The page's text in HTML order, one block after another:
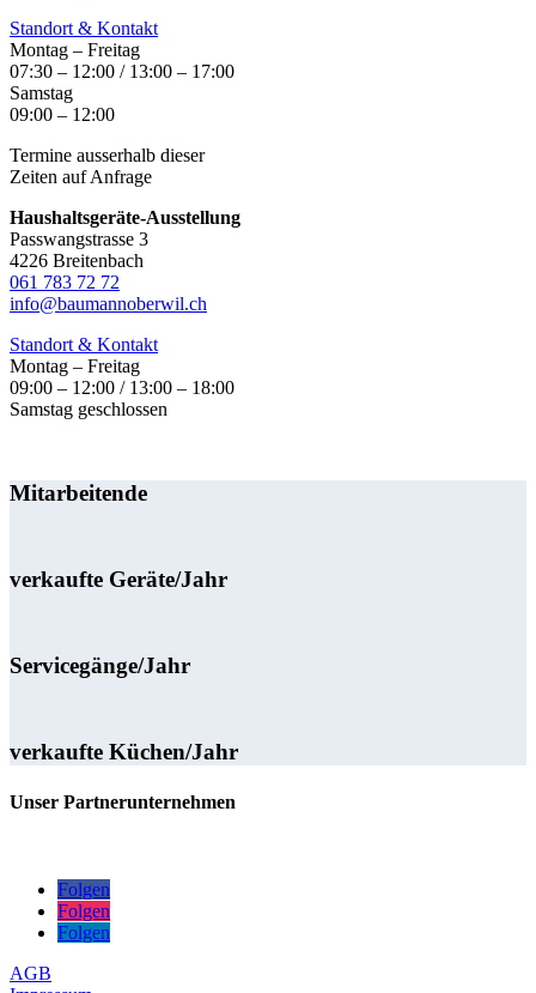
Standort & Kontakt
Montag – Freitag
07:30 – 12:00 / 13:00 – 17:00
Samstag
09:00 – 12:00
Termine ausserhalb dieser
Zeiten auf Anfrage
Haushaltsgeräte-Ausstellung
Passwangstrasse 3
4226 Breitenbach
061 783 72 72
info@baumannoberwil.ch
Standort & Kontakt
Montag – Freitag
09:00 – 12:00 / 13:00 – 18:00
Samstag geschlossen
Mitarbeitende
verkaufte Geräte/Jahr
Servicegänge/Jahr
verkaufte Küchen/Jahr
Unser Partnerunternehmen
Folgen
Folgen
Folgen
AGB